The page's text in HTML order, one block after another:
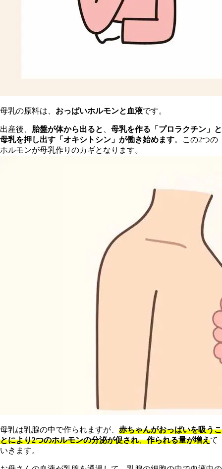
母乳の原料は、 おっぱいホルモンと血液です。
出産後、 胎盤が体から出ると
母乳を作る「プロラクチン」と
母乳を押し出す「オキシトシン」が働き始めます。この2つの
ホルモンが母乳作りのカギとなります。
母乳は乳腺の中で作られますが、 赤ちゃんがおっぱいを吸うこ
とにより2つのホルモンの分泌が促され、作られる量が増えて
いきます。